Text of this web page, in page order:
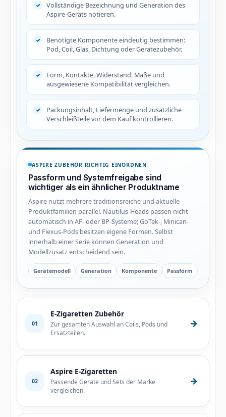
Vollständige Bezeichnung und Generation des
Aspire-Geräts notieren.
Benötigte Komponente eindeutig bestimmen:
Pod, Coil, Glas, Dichtung oder Gerätezubehör.
Form, Kontakte, Widerstand, Maße und
ausgewiesene Kompatibilität vergleichen.
Packungsinhalt, Liefermenge und zusätzliche
Verschleißteile vor dem Kauf kontrollieren.
ASPIRE ZUBEHÖR RICHTIG EINORDNEN
Passform und Systemfreigabe sind
wichtiger als ein ähnlicher Produktname
Aspire nutzt mehrere traditionsreiche und aktuelle
Produktfamilien parallel. Nautilus-Heads passen nicht
automatisch in AF- oder BP-Systeme; GoTek-, Minican-
und Flexus-Pods besitzen eigene Formen. Selbst
innerhalb einer Serie können Generation und
Modellzusatz entscheidend sein.
Gerätemodell Generation Komponente Passform
01
E-Zigaretten Zubehör
Zur gesamten Auswahl an Coils, Pods und
Ersatzteilen.
→
02
Aspire E-Zigaretten
Passende Geräte und Sets der Marke
vergleichen.
→